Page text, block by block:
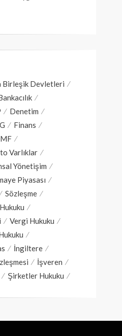
Birleşik Devletleri
Denetim
Finans
Varlıklar
Yönetişim
Piyasası
Sözleşme
Vergi Hukuku
İngiltere
İşveren
Şirketler Hukuku